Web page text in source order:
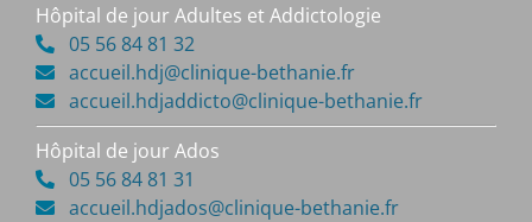
Hôpital de jour Adultes et Addictologie
05 56 84 81 32
accueil.hdj@clinique-bethanie.fr
accueil.hdjaddicto@clinique-bethanie.fr
Hôpital de jour Ados
05 56 84 81 31
accueil.hdjados@clinique-bethanie.fr